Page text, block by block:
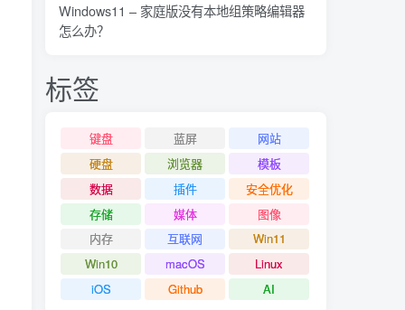
Windows11 – 家庭版没有本地组策略编辑器
怎么办？
标签
键盘 蓝屏
网站
硬盘
浏览器
模板
数据
插件
安全优化
存储
媒体
图像
内存
互联网
Win11
Win10
macOS
Linux
iOS
Github AI